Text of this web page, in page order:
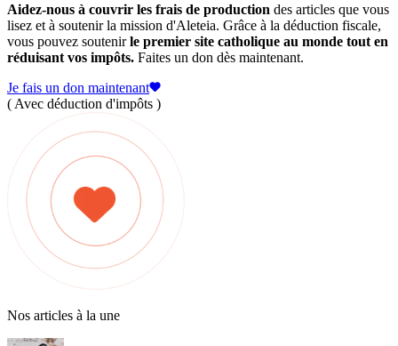
Aidez-nous à couvrir les frais de production des articles que vous
lisez et à soutenir la mission d'Aleteia. Grâce à la déduction fiscale,
vous pouvez soutenirle premier site catholique au monde tout en
réduisant vos impôts. Faites un don dès maintenant.
Je fais un don maintenant
( Avec déduction d'impôts )
Nos articles à la une